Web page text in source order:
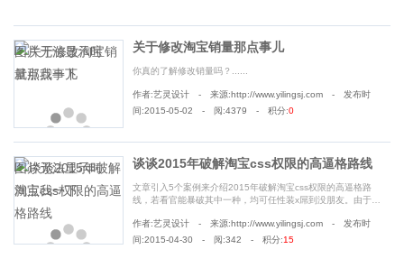
关于修改淘宝销量那点事儿
你真的了解修改销量吗？......
作者:艺灵设计 - 来源:http://www.yilingsj.com - 发布时
间:2015-05-02 - 阅:4379 - 积分:0
谈谈2015年破解淘宝css权限的高逼格路线
文章引入5个案例来介绍2015年破解淘宝css权限的高逼格路
线，若看官能暴破其中一种，均可任性装x屌到没朋友。由于机
作者:艺灵设计 - 来源:http://www.yilingsj.com - 发布时
间:2015-04-30 - 阅:342 - 积分:15